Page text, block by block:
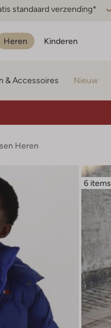
standaard verzending*
Heren Kinderen
& Accessoires Nieuw
Heren
6 items